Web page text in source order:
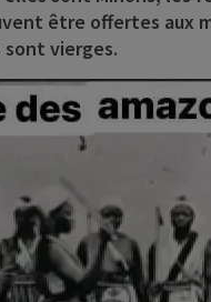
être offertes aux
sont vierges.